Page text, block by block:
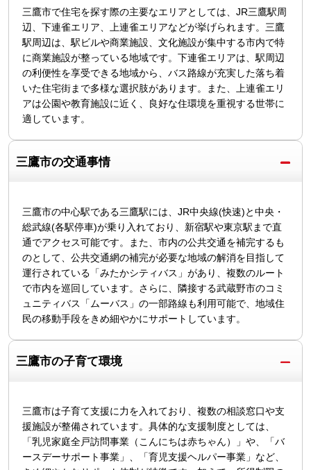
三鷹市で住宅を探す際の主要なエリアとしては、JR三鷹駅周
辺、下連雀エリア、上連雀エリアなどが挙げられます。三鷹
駅周辺は、駅ビルや商業施設、文化施設が集中する市内で特
に商業施設が整っている地域です。下連雀エリアは、駅周辺
の利便性を享受できる地域から、バス路線が充実した落ち着
いた住宅街まで多様な選択肢があります。また、上連雀エリ
アは公園や教育施設に近く、良好な住環境を重視する世帯に
適しています。
三鷹市の交通事情
三鷹市の中心駅である三鷹駅には、JR中央線(快速)と中央・
総武線(各駅停車)が乗り入れており、新宿駅や東京駅まで直
通でアクセス可能です。また、市内の公共交通を補完するも
のとして、公共交通網の補完が必要な地域の解消を目指して
運行されている「みたかシティバス」があり、複数のルート
で市内を巡回しています。さらに、隣接する武蔵野市のコミ
ュニティバス「ムーバス」の一部路線も利用可能で、地域住
民の移動手段をきめ細やかにサポートしています。
三鷹市の子育て環境
三鷹市は子育て支援に力を入れており、複数の相談窓口や支
援施設が整備されています。具体的な支援制度としては、
「乳児家庭全戸訪問事業（こんにちは赤ちゃん）」や、「バ
ースデーサポート事業」、「育児支援ヘルパー事業」など、